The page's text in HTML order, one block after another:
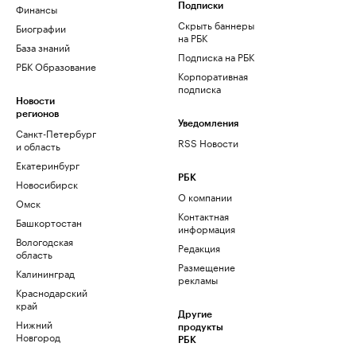
Финансы
Биографии
База знаний
РБК Образование
Новости
регионов
Санкт-Петербург
и область
Екатеринбург
Новосибирск
Омск
Башкортостан
Вологодская
область
Калининград
Краснодарский
край
Нижний
Новгород
Подписки
Скрыть баннеры
на РБК
Подписка на РБК
Корпоративная
подписка
Уведомления
RSS Новости
РБК
О компании
Контактная
информация
Редакция
Размещение
рекламы
Другие
продукты
РБК